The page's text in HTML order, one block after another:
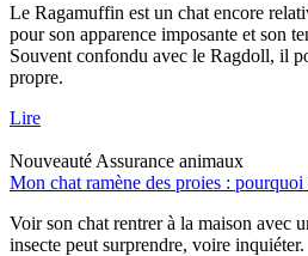
Le Ragamuffin est un chat encore
pour son apparence imposante et son
Souvent confondu avec le Ragdoll, il
propre.
Lire
Nouveauté Assurance animaux
Mon chat ramène des proies :
Voir son chat rentrer à la maison avec
insecte peut surprendre, voire inquiéter.